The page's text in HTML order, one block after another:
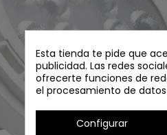
Esta tienda te pide que
publicidad. Las redes
ofrecerte funciones de
el procesamiento de
Configurar